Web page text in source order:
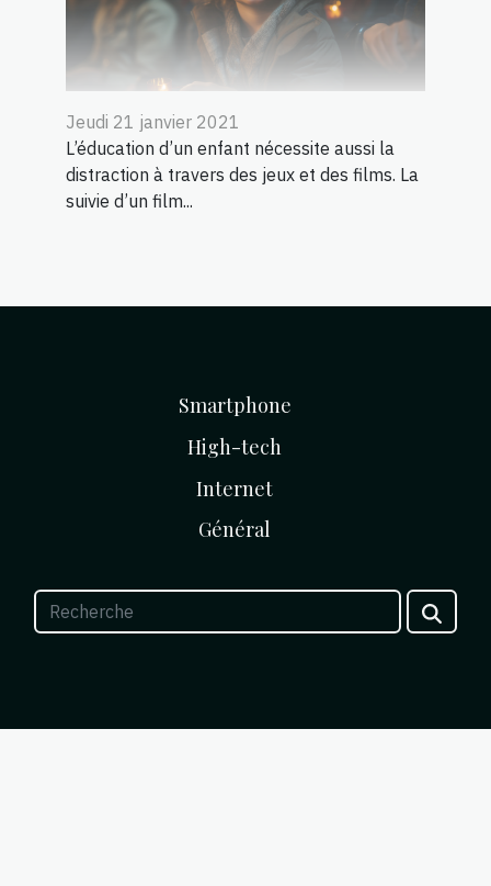
Jeudi 21 janvier 2021
L’éducation d’un enfant nécessite aussi la
distraction à travers des jeux et des films. La
suivie d’un film...
Smartphone
High-tech
Internet
Général